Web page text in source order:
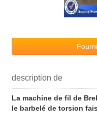
description de
La machine de fil de
le barbelé de torsion